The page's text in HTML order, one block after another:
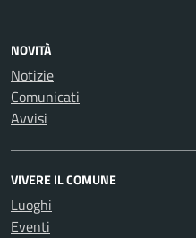
NOVITÀ
Notizie
Comunicati
Avvisi
VIVERE IL COMUNE
Luoghi
Eventi